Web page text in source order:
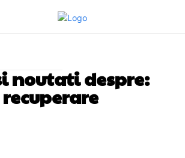
noutati despre:
recuperare